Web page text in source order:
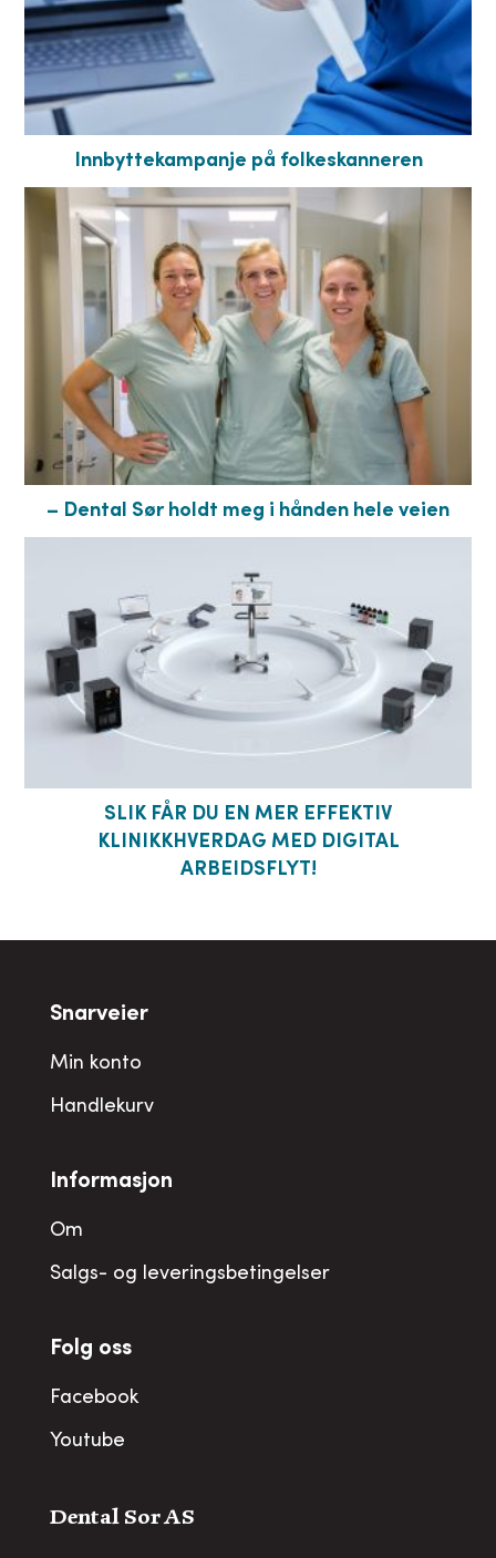
Innbyttekampanje på folkeskanneren
– Dental Sør holdt meg i hånden hele veien
SLIK FÅR DU EN MER EFFEKTIV
KLINIKKHVERDAG MED DIGITAL
ARBEIDSFLYT!
Snarveier
Min konto
Handlekurv
Informasjon
Om
Salgs- og leveringsbetingelser
Folg oss
Facebook
Youtube
Dental Sor AS